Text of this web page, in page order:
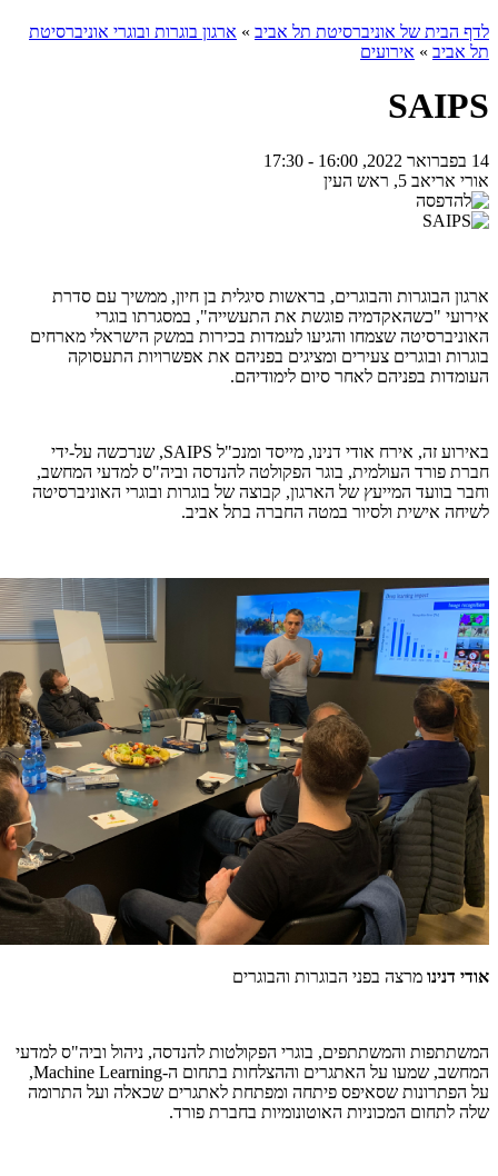
לדף הבית של אוניברסיטת תל אביב » ארגון בוגרות ובוגרי אוניברסיטת
תל אביב » אירועים
SAIPS
14 בפברואר 2022, 16:00 - 17:30
אורי אריאב 5, ראש העין
ארגון הבוגרות והבוגרים, בראשות סיגלית בן חיון, ממשיך עם סדרת
אירועי "כשהאקדמיה פוגשת את התעשייה", במסגרתו בוגרי
האוניברסיטה שצמחו והגיעו לעמדות בכירות במשק הישראלי מארחים
בוגרות ובוגרים צעירים ומציגים בפניהם את אפשרויות התעסוקה
העומדות בפניהם לאחר סיום לימודיהם.
באירוע זה, אירח אודי דנינו, מייסד ומנכ"ל SAIPS, שנרכשה על-ידי
חברת פורד העולמית, בוגר הפקולטה להנדסה וביה"ס למדעי המחשב,
וחבר בוועד המייעץ של הארגון, קבוצה של בוגרות ובוגרי האוניברסיטה
לשיחה אישית ולסיור במטה החברה בתל אביב.
אודי דנינו מרצה בפני הבוגרות והבוגרים
המשתתפות והמשתתפים, בוגרי הפקולטות להנדסה, ניהול וביה"ס למדעי
המחשב, שמעו על האתגרים וההצלחות בתחום ה-Machine Learning,
על הפתרונות שסאיפס פיתחה ומפתחת לאתגרים שכאלה ועל התרומה
שלה לתחום המכוניות האוטונומיות בחברת פורד.